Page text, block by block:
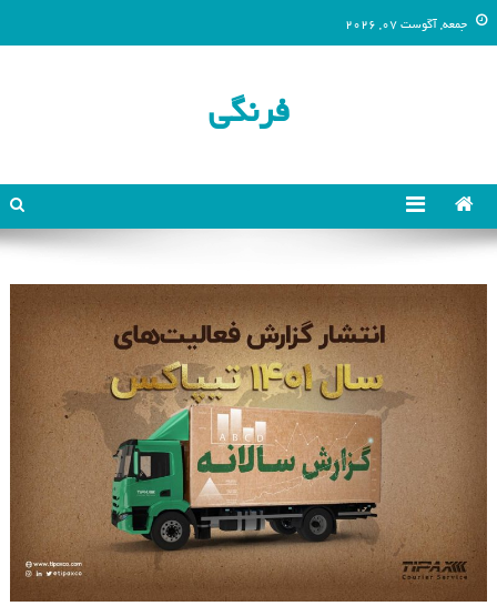
جمعه, آگوست 07, 2026
فرنگی